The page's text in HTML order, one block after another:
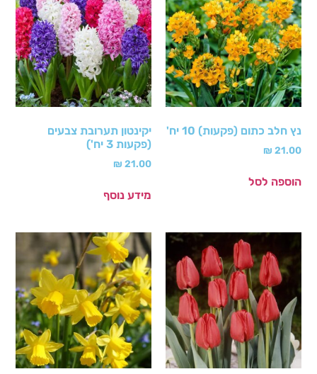
נץ חלב כתום (פקעות) 10 יח'
₪ 21.00
הוספה לסל
יקינטון תערובת צבעים
(פקעות 3 יח')
₪ 21.00
מידע נוסף